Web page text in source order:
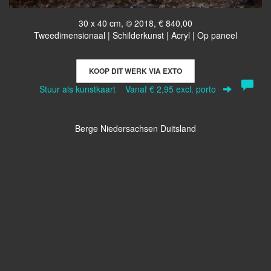
30 x 40 cm, © 2018, € 840,00
Tweedimensionaal | Schilderkunst | Acryl | Op paneel
KOOP DIT WERK VIA EXTO
Stuur als kunstkaart Vanaf € 2,95 excl. porto
Berge Niedersachsen Duitsland